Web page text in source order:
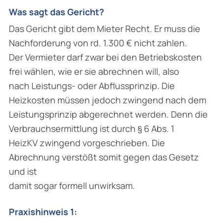
Was sagt das Gericht?
Das Gericht gibt dem Mieter Recht. Er muss die
Nachforderung von rd. 1.300 € nicht zahlen.
Der Vermieter darf zwar bei den Betriebskosten
frei wählen, wie er sie abrechnen will, also
nach Leistungs- oder Abflussprinzip. Die
Heizkosten müssen jedoch zwingend nach dem
Leistungsprinzip abgerechnet werden. Denn die
Verbrauchsermittlung ist durch § 6 Abs. 1
HeizKV zwingend vorgeschrieben. Die
Abrechnung verstößt somit gegen das Gesetz
und ist
damit sogar formell unwirksam.
Praxishinweis 1: